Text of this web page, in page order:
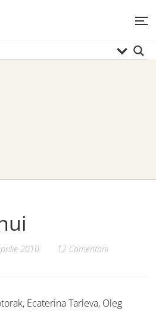
2010
12 Comentarii
Ecaterina Tarleva, Oleg